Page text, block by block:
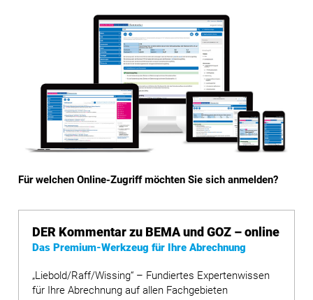
Für welchen Online-Zugriff möchten Sie sich anmelden?
DER Kommentar zu BEMA und GOZ – online
Das Premium-Werkzeug für Ihre Abrechnung
„Liebold/Raff/Wissing“ – Fundiertes Expertenwissen
für Ihre Abrechnung auf allen Fachgebieten